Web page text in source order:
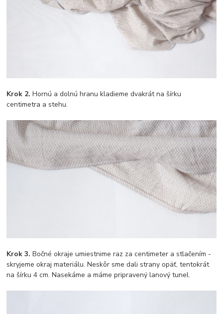
Krok 2.Hornú a dolnú hranu kladieme dvakrát na šírku
centimetra a stehu.
Krok 3.Bočné okraje umiestnime raz za centimeter a stlačením -
skryjeme okraj materiálu. Neskôr sme dali strany opäť, tentokrát
na šírku 4 cm. Nasekáme a máme pripravený lanový tunel.